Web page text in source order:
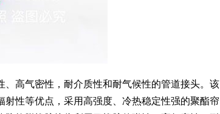
高气密性，耐介质性和耐气候性的管道接头。该
性等优点，采用高强度、冷热稳定性强的聚酯帘